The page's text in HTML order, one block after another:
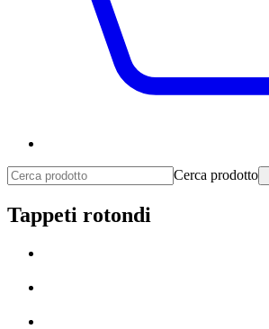
Cerca prodotto
Tappeti rotondi